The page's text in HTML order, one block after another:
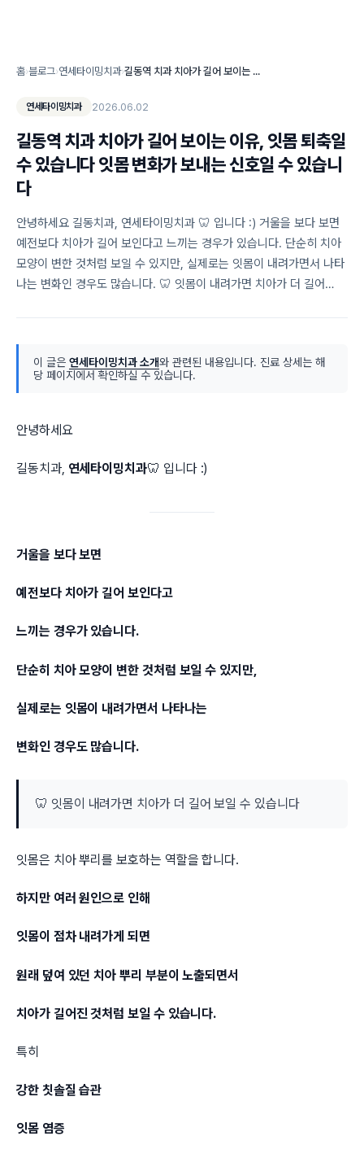
홈›블로그›연세타이밍치과› 길동역 치과 치아가 길어 보이는 이유, 잇몸 퇴축일 수 있습니다 잇몸 변화가 보내는 신호일 수 있습니다
연세타이밍치과 2026.06.02
길동역 치과 치아가 길어 보이는 이유, 잇몸 퇴축일
수 있습니다 잇몸 변화가 보내는 신호일 수 있습니
다
안녕하세요 길동치과, 연세타이밍치과 🦷 입니다 :) 거울을 보다 보면
예전보다 치아가 길어 보인다고 느끼는 경우가 있습니다. 단순히 치아
모양이 변한 것처럼 보일 수 있지만, 실제로는 잇몸이 내려가면서 나타
나는 변화인 경우도 많습니다. 🦷 잇몸이 내려가면 치아가 더 길어…
이 글은 연세타이밍치과 소개와 관련된 내용입니다. 진료 상세는 해
당 페이지에서 확인하실 수 있습니다.
안녕하세요
길동치과, 연세타이밍치과🦷 입니다 :)
거울을 보다 보면
예전보다 치아가 길어 보인다고
느끼는 경우가 있습니다.
단순히 치아 모양이 변한 것처럼 보일 수 있지만,
실제로는 잇몸이 내려가면서 나타나는
변화인 경우도 많습니다.
🦷 잇몸이 내려가면 치아가 더 길어 보일 수 있습니다
잇몸은 치아 뿌리를 보호하는 역할을 합니다.
하지만 여러 원인으로 인해
잇몸이 점차 내려가게 되면
원래 덮여 있던 치아 뿌리 부분이 노출되면서
치아가 길어진 것처럼 보일 수 있습니다.
특히
강한 칫솔질 습관
잇몸 염증